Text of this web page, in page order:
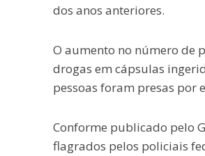
dos anos anteriores.
O aumento no número de
drogas em cápsulas
pessoas foram presas por
Conforme publicado pelo
flagrados pelos policiais